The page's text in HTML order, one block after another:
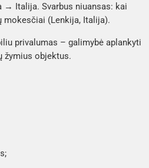
Italija. Svarbus niuansas: kai
(Lenkija, Italija).
privalumas – galimybė aplankyti
žymius objektus.